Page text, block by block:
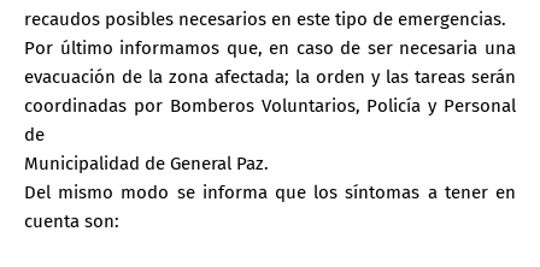
recaudos posibles necesarios en este tipo de emergencias.
Por último informamos que, en caso de ser necesaria una
evacuación de la zona afectada; la orden y las tareas serán
coordinadas por Bomberos Voluntarios, Policía y Personal
de
Municipalidad de General Paz.
Del mismo modo se informa que los síntomas a tener en
cuenta son: